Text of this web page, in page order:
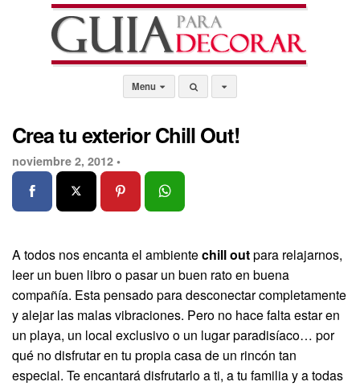
Menu
Crea tu exterior Chill Out!
noviembre 2, 2012 •
A todos nos encanta el ambientechill outpara relajarnos,
leer un buen libro o pasar un buen rato en buena
compañía. Esta pensado para desconectar completamente
y alejar las malas vibraciones. Pero no hace falta estar en
un playa, un local exclusivo o un lugar paradisíaco… por
qué no disfrutar en tu propia casa de un rincón tan
especial. Te encantará disfrutarlo a ti, a tu familia y a todas